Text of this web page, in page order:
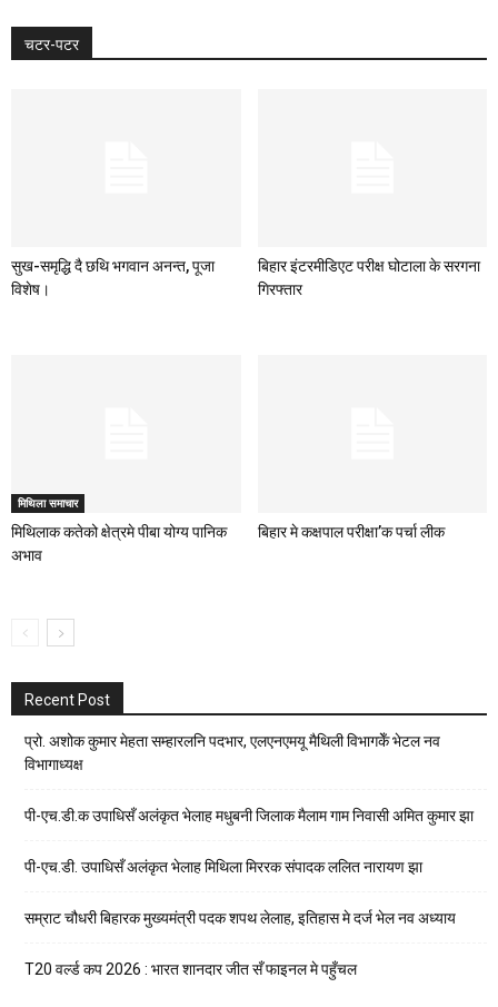
चटर-पटर
सुख-समृद्धि दै छथि भगवान अनन्त, पूजा
विशेष।
बिहार इंटरमीडिएट परीक्ष घोटाला के सरगना
गिरफ्तार
मिथिला समाचार
मिथिलाक कतेको क्षेत्रमे पीबा योग्य पानिक
अभाव
बिहार मे कक्षपाल परीक्षा’क पर्चा लीक
Recent Post
प्रो. अशोक कुमार मेहता सम्हारलनि पदभार, एलएनएमयू मैथिली विभागकेँ भेटल नव
विभागाध्यक्ष
पी-एच.डी.क उपाधिसँ अलंकृत भेलाह मधुबनी जिलाक मैलाम गाम निवासी अमित कुमार झा
पी-एच.डी. उपाधिसँ अलंकृत भेलाह मिथिला मिररक संपादक ललित नारायण झा
सम्राट चौधरी बिहारक मुख्यमंत्री पदक शपथ लेलाह, इतिहास मे दर्ज भेल नव अध्याय
T20 वर्ल्ड कप 2026 : भारत शानदार जीत सँ फाइनल मे पहुँचल